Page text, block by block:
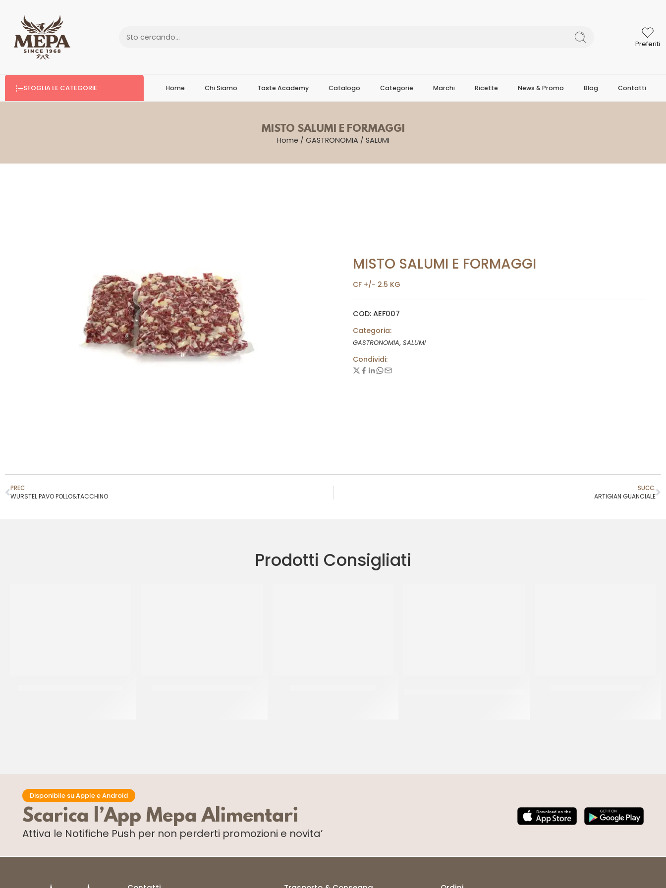
Preferiti
SFOGLIA LE CATEGORIE Home Chi Siamo Taste Academy Catalogo Categorie Marchi Ricette News & Promo Blog Contatti
MISTO SALUMI E FORMAGGI
Home / GASTRONOMIA / SALUMI
MISTO SALUMI E FORMAGGI
CF +/- 2.5 KG
COD: AEF007
Categoria:
GASTRONOMIA, SALUMI
Condividi:
PREC
WURSTEL PAVO POLLO&TACCHINO
SUCC.
ARTIGIAN GUANCIALE
Prodotti Consigliati
Disponibile su Apple e Android
Scarica l’App Mepa Alimentari
Attiva le Notifiche Push per non perderti promozioni e novita’